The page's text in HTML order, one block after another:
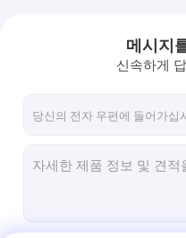
고온 와이어 메쉬
식품 메시 벨트
메시지
신속하게